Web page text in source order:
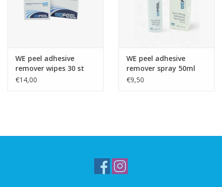
WE peel adhesive
remover wipes 30 st
€14,00
WE peel adhesive
remover spray 50ml
€9,50